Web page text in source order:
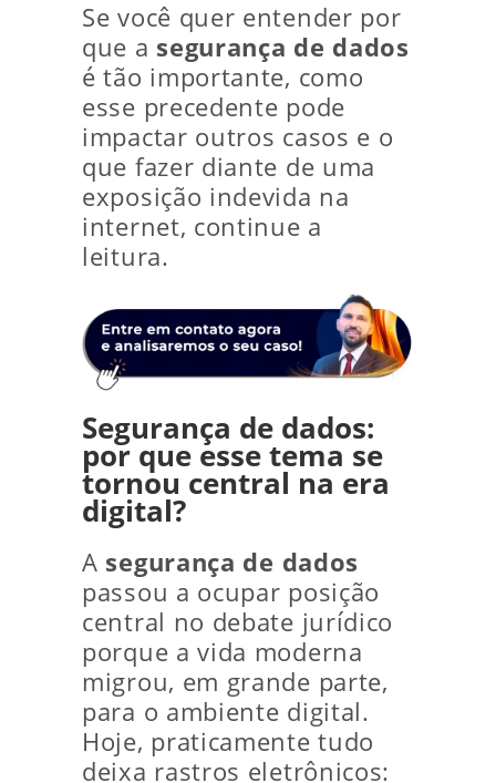
Se você quer entender por
que a segurança de dados
é tão importante, como
esse precedente pode
impactar outros casos e o
que fazer diante de uma
exposição indevida na
internet, continue a
leitura.
Segurança de dados:
por que esse tema se
tornou central na era
digital?
A segurança de dados
passou a ocupar posição
central no debate jurídico
porque a vida moderna
migrou, em grande parte,
para o ambiente digital.
Hoje, praticamente tudo
deixa rastros eletrônicos: